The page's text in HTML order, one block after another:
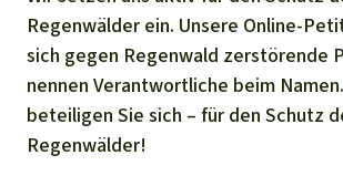
Regenwälder ein. Unsere Online-
sich gegen Regenwald zerstörende
nennen Verantwortliche beim
beteiligen Sie sich – für den Schutz
Regenwälder!